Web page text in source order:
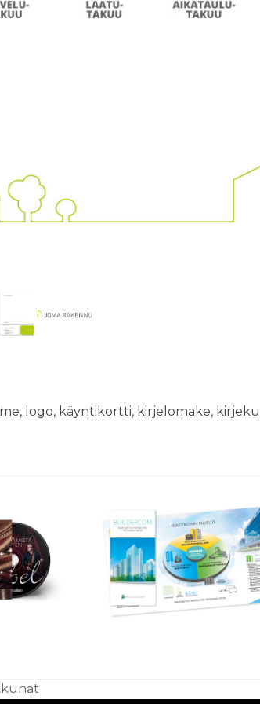
logo, käyntikortti, kirjelomake,